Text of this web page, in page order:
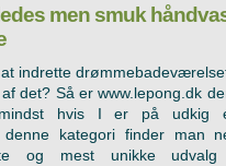
men smuk
indrette
det? Så er www.lepong.dk
hvis I er på udkig
denne kategori finder man
og mest unikke